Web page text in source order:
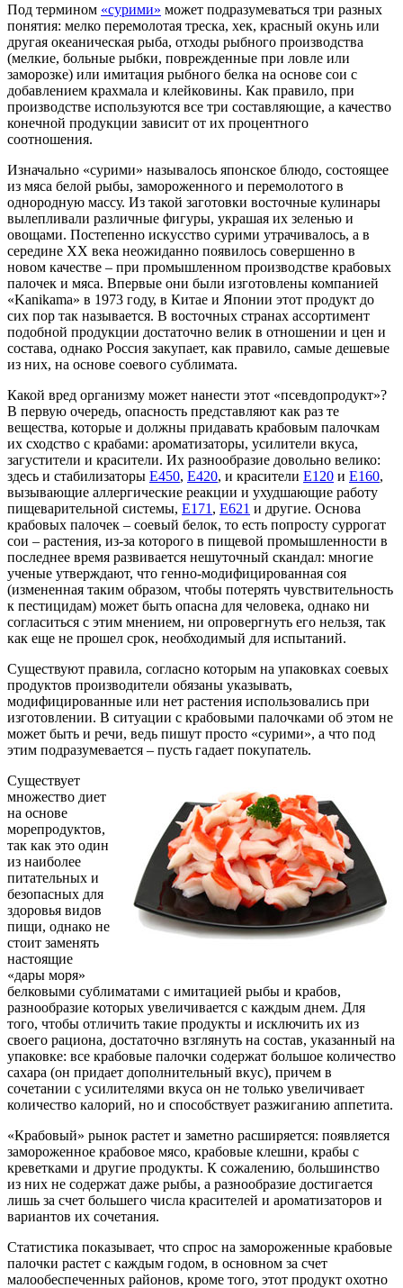
Под термином «сурими» может подразумеваться три разных
понятия: мелко перемолотая треска, хек, красный окунь или
другая океаническая рыба, отходы рыбного производства
(мелкие, больные рыбки, поврежденные при ловле или
заморозке) или имитация рыбного белка на основе сои с
добавлением крахмала и клейковины. Как правило, при
производстве используются все три составляющие, а качество
конечной продукции зависит от их процентного
соотношения.
Изначально «сурими» называлось японское блюдо, состоящее
из мяса белой рыбы, замороженного и перемолотого в
однородную массу. Из такой заготовки восточные кулинары
вылепливали различные фигуры, украшая их зеленью и
овощами. Постепенно искусство сурими утрачивалось, а в
середине XX века неожиданно появилось совершенно в
новом качестве – при промышленном производстве крабовых
палочек и мяса. Впервые они были изготовлены компанией
«Kanikama» в 1973 году, в Китае и Японии этот продукт до
сих пор так называется. В восточных странах ассортимент
подобной продукции достаточно велик в отношении и цен и
состава, однако Россия закупает, как правило, самые дешевые
из них, на основе соевого сублимата.
Какой вред организму может нанести этот «псевдопродукт»?
В первую очередь, опасность представляют как раз те
вещества, которые и должны придавать крабовым палочкам
их сходство с крабами: ароматизаторы, усилители вкуса,
загустители и красители. Их разнообразие довольно велико:
здесь и стабилизаторы E450, Е420, и красители Е120 и Е160,
вызывающие аллергические реакции и ухудшающие работу
пищеварительной системы, Е171 , Е621 и другие. Основа
крабовых палочек – соевый белок, то есть попросту суррогат
сои – растения, из-за которого в пищевой промышленности в
последнее время развивается нешуточный скандал: многие
ученые утверждают, что генно-модифицированная соя
(измененная таким образом, чтобы потерять чувствительность
к пестицидам) может быть опасна для человека, однако ни
согласиться с этим мнением, ни опровергнуть его нельзя, так
как еще не прошел срок, необходимый для испытаний.
Существуют правила, согласно которым на упаковках соевых
продуктов производители обязаны указывать,
модифицированные или нет растения использовались при
изготовлении. В ситуации с крабовыми палочками об этом не
может быть и речи, ведь пишут просто «сурими», а что под
этим подразумевается – пусть гадает покупатель.
Существует
множество диет
на основе
морепродуктов,
так как это один
из наиболее
питательных и
безопасных для
здоровья видов
пищи, однако не
стоит заменять
настоящие
«дары моря»
белковыми сублиматами с имитацией рыбы и крабов,
разнообразие которых увеличивается с каждым днем. Для
того, чтобы отличить такие продукты и исключить их из
своего рациона, достаточно взглянуть на состав, указанный на
упаковке: все крабовые палочки содержат большое количество
сахара (он придает дополнительный вкус), причем в
сочетании с усилителями вкуса он не только увеличивает
количество калорий, но и способствует разжиганию аппетита.
«Крабовый» рынок растет и заметно расширяется: появляется
замороженное крабовое мясо, крабовые клешни, крабы с
креветками и другие продукты. К сожалению, большинство
из них не содержат даже рыбы, а разнообразие достигается
лишь за счет большего числа красителей и ароматизаторов и
вариантов их сочетания.
Статистика показывает, что спрос на замороженные крабовые
палочки растет с каждым годом, в основном за счет
малообеспеченных районов, кроме того, этот продукт охотно